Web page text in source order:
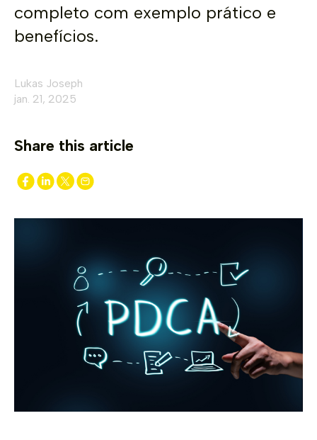
completo com exemplo prático e
benefícios.
Lukas Joseph
jan. 21, 2025
Share this article